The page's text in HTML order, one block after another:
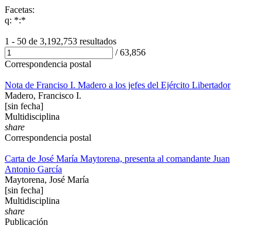
Facetas:
q: *:*
1 - 50 de 3,192,753 resultados
/63,856
Correspondencia postal
Nota de Franciso I. Madero a los jefes del Ejército Libertador
Madero, Francisco I.
[sin fecha]
Multidisciplina
share
Correspondencia postal
Carta de José María Maytorena, presenta al comandante Juan
Antonio García
Maytorena, José María
[sin fecha]
Multidisciplina
share
Publicación